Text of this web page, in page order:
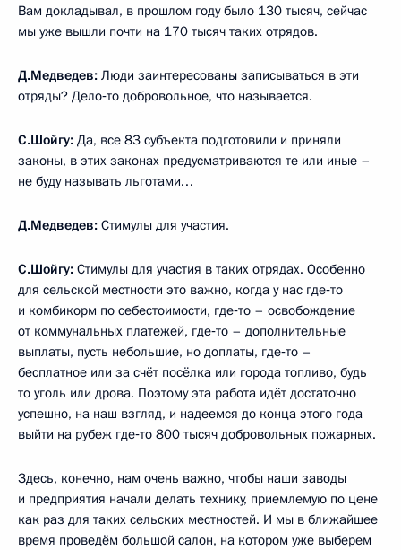
Вам докладывал, в прошлом году было 130 тысяч, сейчас
мы уже вышли почти на 170 тысяч таких отрядов.
Д.Медведев: Люди заинтересованы записываться в эти
отряды? Дело‑то добровольное, что называется.
С.Шойгу: Да, все 83 субъекта подготовили и приняли
законы, в этих законах предусматриваются те или иные –
не буду называть льготами…
Д.Медведев: Стимулы для участия.
С.Шойгу: Стимулы для участия в таких отрядах. Особенно
для сельской местности это важно, когда у нас где‑то
и комбикорм по себестоимости, где‑то – освобождение
от коммунальных платежей, где‑то – дополнительные
выплаты, пусть небольшие, но доплаты, где‑то –
бесплатное или за счёт посёлка или города топливо, будь
то уголь или дрова. Поэтому эта работа идёт достаточно
успешно, на наш взгляд, и надеемся до конца этого года
выйти на рубеж где‑то 800 тысяч добровольных пожарных.
Здесь, конечно, нам очень важно, чтобы наши заводы
и предприятия начали делать технику, приемлемую по цене
как раз для таких сельских местностей. И мы в ближайшее
время проведём большой салон, на котором уже выберем